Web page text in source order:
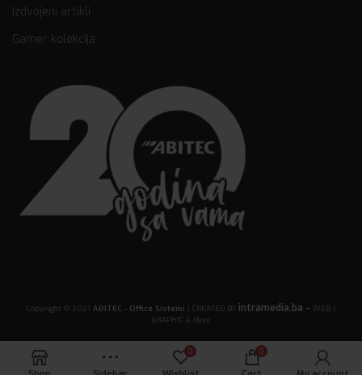
Izdvojeni artikli
Gamer kolekcija
Copyright © 2021 ABITEC - Office Sistemi | CREATED BY intramedia.ba - WEB |
GRAPHIC & More
0 0